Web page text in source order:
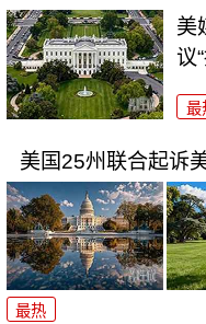
美
议
最
美国25州联合起诉
最热